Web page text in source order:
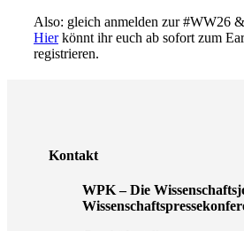
Also: gleich anmelden zur #WW26
Hierkönnt ihr euch ab sofort zum
registrieren.
Kontakt
WPK – Die